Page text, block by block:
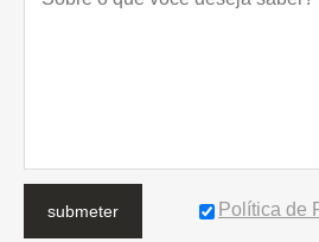
submeter Política de